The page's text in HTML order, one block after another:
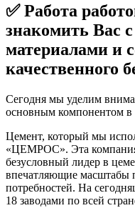
✅ Работа
знакомить Вас
материалами и
качественного
Сегодня мы уделим
основным компонентом в
Цемент, который мы
«ЦЕМРОС». Эта компания
безусловный лидер в
впечатляющие масштабы
потребностей. На
18 заводами по всей